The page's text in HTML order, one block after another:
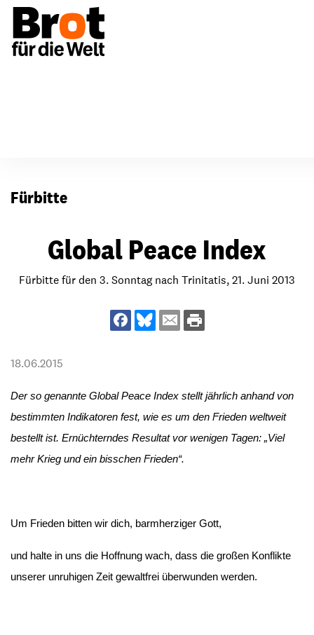
Fürbitte
Global Peace Index
Fürbitte für den 3. Sonntag nach Trinitatis, 21. Juni 2013
18.06.2015
Der so genannte Global Peace Index stellt jährlich anhand von
bestimmten Indikatoren fest, wie es um den Frieden weltweit
bestellt ist. Ernüchterndes Resultat vor wenigen Tagen: „Viel
mehr Krieg und ein bisschen Frieden“.
Um Frieden bitten wir dich, barmherziger Gott,
und halte in uns die Hoffnung wach, dass die großen Konflikte
unserer unruhigen Zeit gewaltfrei überwunden werden.